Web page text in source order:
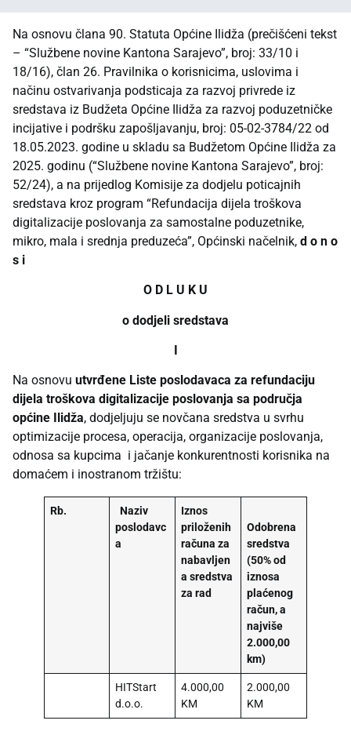
Na osnovu člana 90. Statuta Općine Ilidža (prečišćeni tekst
– “Službene novine Kantona Sarajevo”, broj: 33/10 i
18/16), član 26. Pravilnika o korisnicima, uslovima i
načinu ostvarivanja podsticaja za razvoj privrede iz
sredstava iz Budžeta Općine Ilidža za razvoj poduzetničke
incijative i podršku zapošljavanju, broj: 05-02-3784/22 od
18.05.2023. godine u skladu sa Budžetom Općine Ilidža za
2025. godinu (“Službene novine Kantona Sarajevo”, broj:
52/24), a na prijedlog Komisije za dodjelu poticajnih
sredstava kroz program “Refundacija dijela troškova
digitalizacije poslovanja za samostalne poduzetnike,
mikro, mala i srednja preduzeća”, Općinski načelnik, d o n o
s i
O D L U K U
o dodjeli sredstava
I
Na osnovu utvrđene Liste poslodavaca za refundaciju
dijela troškova digitalizacije poslovanja sa područja
općine Ilidža, dodjeljuju se novčana sredstva u svrhu
optimizacije procesa, operacija, organizacije poslovanja,
odnosa sa kupcima i jačanje konkurentnosti korisnika na
domaćem i inostranom tržištu:
Rb.
Naziv
poslodavc
a
Iznos
priloženih
računa za
nabavljen
a sredstva
za rad
Odobrena
sredstva
(50% od
iznosa
plaćenog
račun, a
najviše
2.000,00
km)
HITStart
d.o.o.
4.000,00
KM
2.000,00
KM